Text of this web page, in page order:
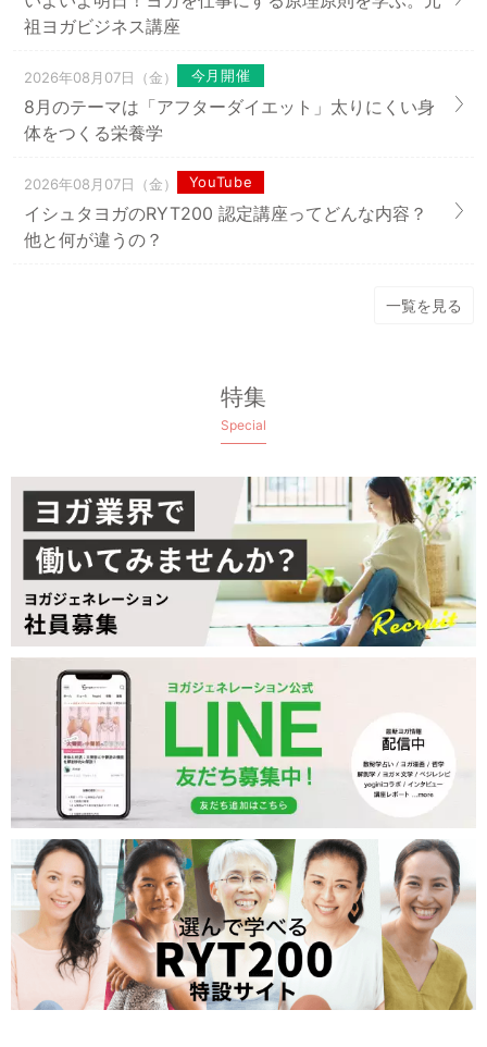
祖ヨガビジネス講座
2026年08月07日（金） 今月開催
8月のテーマは「アフターダイエット」太りにくい身
体をつくる栄養学
2026年08月07日（金） YouTube
イシュタヨガのRYT200 認定講座ってどんな内容？
他と何が違うの？
一覧を見る
特集
Special